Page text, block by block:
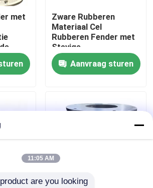
met
en
Zware Rubberen
Materiaal Cel
Rubberen Fender met
Stevige
Flensinstallatie en
Uitstekende
Bufferprestaties
Aanvraag sturen
11:05 AM
are you looking